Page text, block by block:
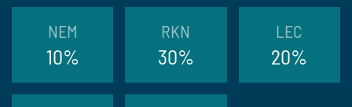
NEM
10%
RKN
30%
LEC
20%